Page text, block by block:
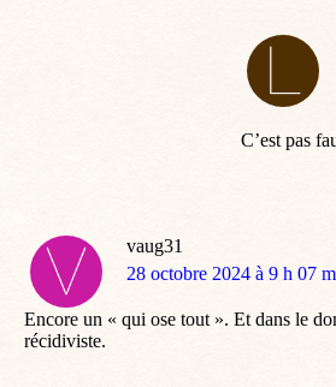
C’est pas
vaug31
dit
28 octobre 2024 à 9 h 07
Encore un « qui ose tout ». Et dans le
récidiviste.